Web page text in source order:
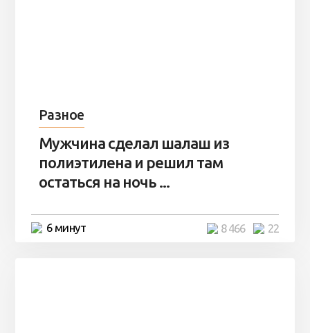
Разное
Мужчина сделал шалаш из
полиэтилена и решил там
остаться на ночь ...
6 минут 22
8 466